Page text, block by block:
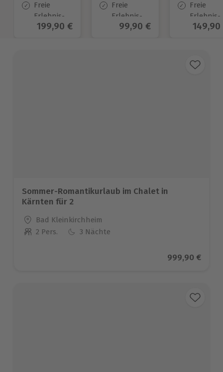
Freie
Erlebnis-
Auswahl
Aktueller Preis
199,90 €
Freie
Erlebnis-
Auswahl
Aktueller Preis
99,90 €
Freie
Erlebnis-
Auswahl
149,90
Sommer-Romantikurlaub im Chalet in
Kärnten für 2
Standort
Bad Kleinkirchheim
Anzahl der Teilnehmer
2 Pers. 3 Nächte
Aktueller
999,90 €